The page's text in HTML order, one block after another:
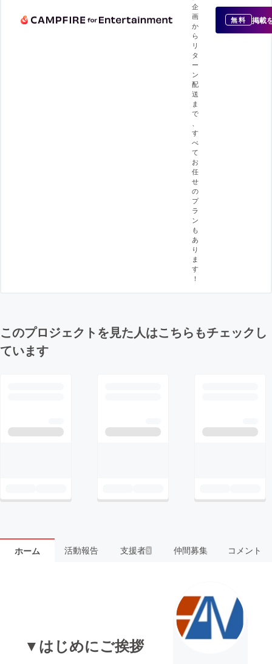
企
画
か
ら
リ
タ
ー
ン
配
送
ま
で
す
べ
て
お
任
せ
の
プ
ラ
ン
も
あ
り
ま
す
！
無料 掲載
このプロジェクトを見た人はこちらもチェックし
ています
ホーム 活動報告 支援者3 仲間募集 コメント
▼はじめにご挨拶